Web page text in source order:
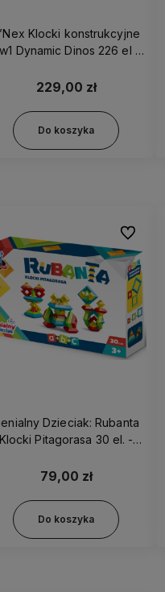
Klocki konstrukcyjne
Dynamic Dinos 226 el -
229,00 zł
Do koszyka
Dzieciak: Rubanta
Klocki Pitagorasa 30 el. -
79,00 zł
Do koszyka
Do